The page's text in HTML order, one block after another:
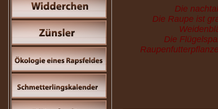
Die
Die Raupe ist
Die